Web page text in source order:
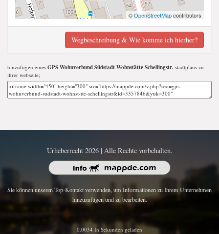
©OpenStreetMapcontributors
Wegbeschreibung & Wie komme ich hierher?
hinzufügen eines GPS Wohnverbund Südstadt Wohnstätte Schellingstr.-stadtplans zu
ihrer webseite;
Urheberrecht 2026 | Alle Rechte vorbehalten.
Sie können unseren Top-Kontakt verwenden, um Informationen zu Ihrem Unternehmen
hinzuzufügen und zu bearbeiten.
0.0034 In Sekunden geladen